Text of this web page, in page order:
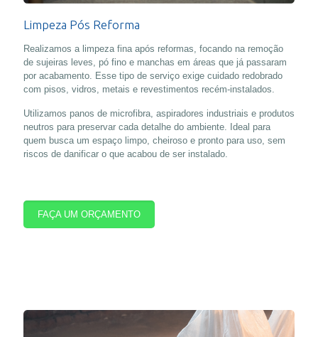
Limpeza Pós Reforma
Realizamos a limpeza fina após reformas, focando na remoção
de sujeiras leves, pó fino e manchas em áreas que já passaram
por acabamento. Esse tipo de serviço exige cuidado redobrado
com pisos, vidros, metais e revestimentos recém-instalados.
Utilizamos panos de microfibra, aspiradores industriais e produtos
neutros para preservar cada detalhe do ambiente. Ideal para
quem busca um espaço limpo, cheiroso e pronto para uso, sem
riscos de danificar o que acabou de ser instalado.
FAÇA UM ORÇAMENTO